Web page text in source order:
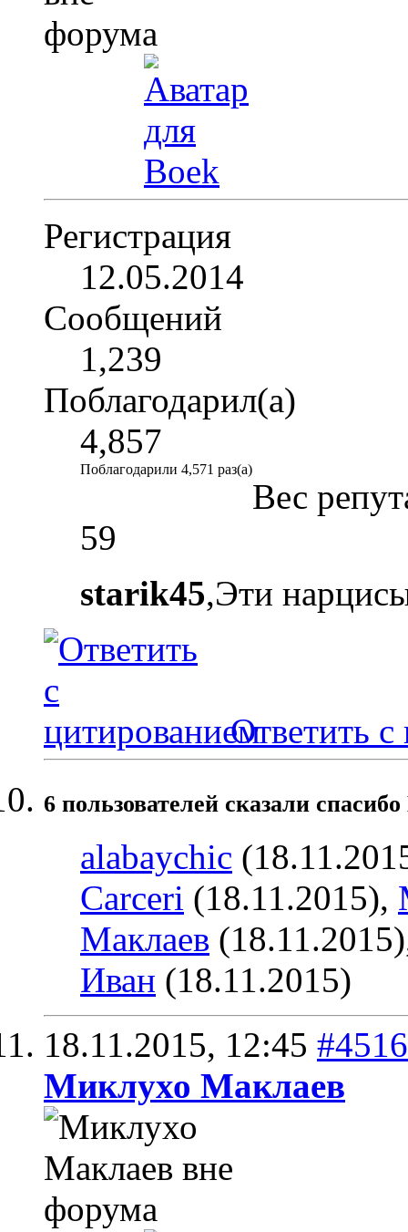
Регистрация
12.05.2014
Сообщений
1,239
Поблагодарил(а)
4,857
Поблагодарили 4,571 раз(а)
Вес
59
starik45,Эти
Ответить с
6 пользователей сказали
alabaychic
Carceri (18.11.2015),
Маклаев
Иван (18.11.2015)
18.11.2015, 12:45 #4516
Миклухо Маклаев